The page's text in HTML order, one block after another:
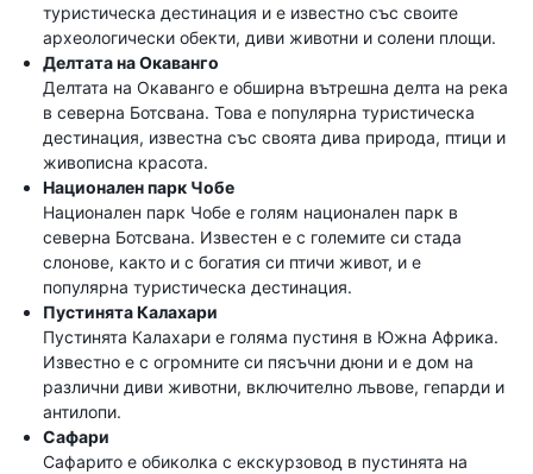
туристическа дестинация и е известно със своите
археологически обекти, диви животни и солени площи.
Делтата на Окаванго
Делтата на Окаванго е обширна вътрешна делта на река
в северна Ботсвана. Това е популярна туристическа
дестинация, известна със своята дива природа, птици и
живописна красота.
Национален парк Чобе
Национален парк Чобе е голям национален парк в
северна Ботсвана. Известен е с големите си стада
слонове, както и с богатия си птичи живот, и е
популярна туристическа дестинация.
Пустинята Калахари
Пустинята Калахари е голяма пустиня в Южна Африка.
Известно е с огромните си пясъчни дюни и е дом на
различни диви животни, включително лъвове, гепарди и
антилопи.
Сафари
Сафарито е обиколка с екскурзовод в пустинята на